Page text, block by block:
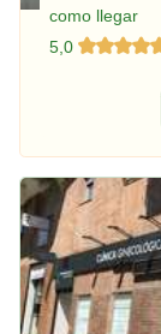
como llegar
5,0